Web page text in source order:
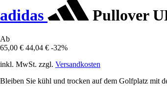
adidas Pullover
Ab
65,00 € 44,04 € -32%
inkl. MwSt. zzgl. Versandkosten
Bleiben Sie kühl und trocken auf dem Golfplatz mit